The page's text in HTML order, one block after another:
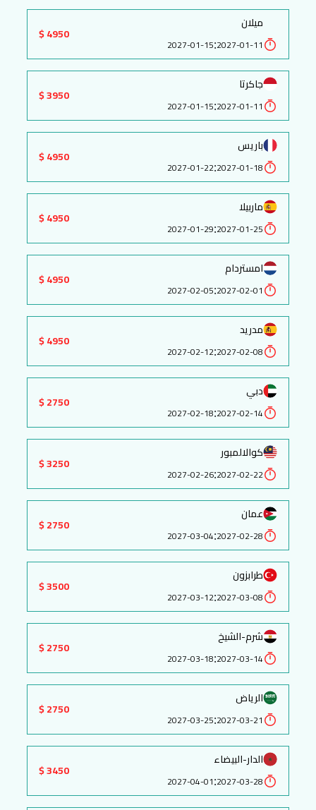
ميلان
2027-01-11
:
2027-01-15
4950 $
جاكرتا
2027-01-11
:
2027-01-15
3950 $
باريس
2027-01-18
:
2027-01-22
4950 $
ماربيلا
2027-01-25
:
2027-01-29
4950 $
امستردام
2027-02-01
:
2027-02-05
4950 $
مدريد
2027-02-08
:
2027-02-12
4950 $
دبي
2027-02-14
:
2027-02-18
2750 $
كوالالمبور
2027-02-22
:
2027-02-26
3250 $
عمان
2027-02-28
:
2027-03-04
2750 $
طرابزون
2027-03-08
:
2027-03-12
3500 $
شرم-الشيخ
2027-03-14
:
2027-03-18
2750 $
الرياض
2027-03-21
:
2027-03-25
2750 $
الدار-البيضاء
2027-03-28
:
2027-04-01
3450 $